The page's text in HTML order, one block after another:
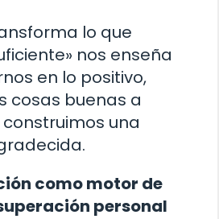
lo que
nos enseña
en lo positivo,
cosas buenas a
una
como motor de
personal